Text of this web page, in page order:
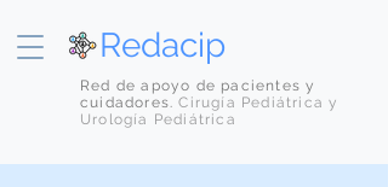
Redacip
Red de apoyo de pacientes y
cuidadores.Cirugía Pediátrica y
Urología Pediátrica